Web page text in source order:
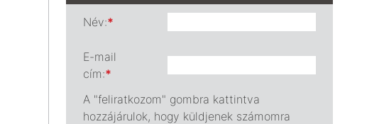
Név:*
E-mail
cím:*
A "feliratkozom" gombra kattintva
hozzájárulok, hogy küldjenek számomra